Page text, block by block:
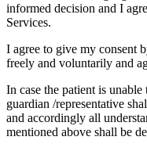
informed decision and I
Services.
I agree to give my consent
freely and voluntarily and
In case the patient is
guardian /representative
and accordingly all
mentioned above shall be